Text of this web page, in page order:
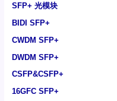
SFP+ 光模块
BIDI SFP+
CWDM SFP+
DWDM SFP+
CSFP&CSFP+
16GFC SFP+